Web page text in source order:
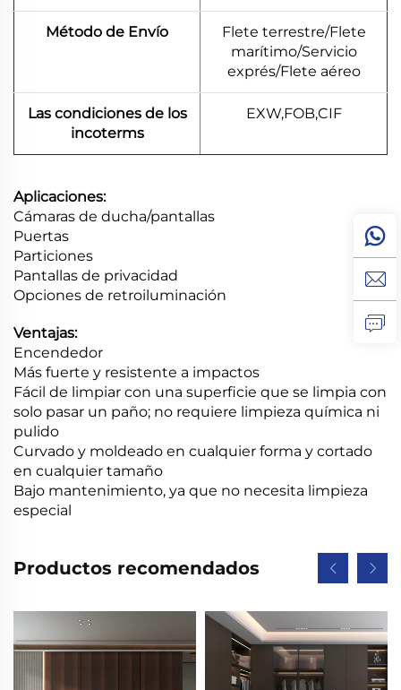
Método de Envío
Flete terrestre/Flete
marítimo/Servicio
exprés/Flete aéreo
Las condiciones de los
incoterms
EXW,FOB,CIF
Aplicaciones:
Cámaras de ducha/pantallas
Puertas
Particiones
Pantallas de privacidad
Opciones de retroiluminación
Ventajas:
Encendedor
Más fuerte y resistente a impactos
Fácil de limpiar con una superficie que se limpia con
solo pasar un paño; no requiere limpieza química ni
pulido
Curvado y moldeado en cualquier forma y cortado
en cualquier tamaño
Bajo mantenimiento, ya que no necesita limpieza
especial
Productos recomendados